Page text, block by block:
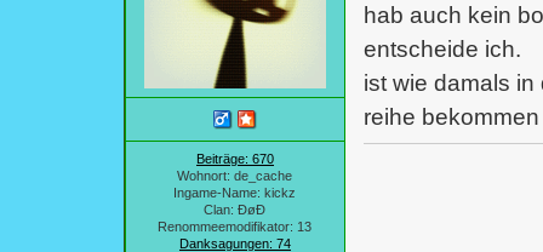
Beiträge: 670
Wohnort: de_cache
Ingame-Name: kickz
Clan: ÐøÐ
Renommeemodifikator: 13
Danksagungen: 74
hab auch kein
entscheide ich.
ist wie damals
reihe